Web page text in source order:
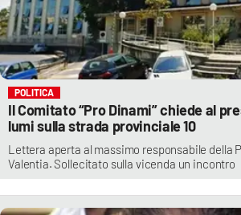
POLITICA
Il Comitato “Pro Dinami” chiede al
lumi sulla strada provinciale 10
Lettera aperta al massimo responsabile della
Valentia. Sollecitato sulla vicenda un incontro